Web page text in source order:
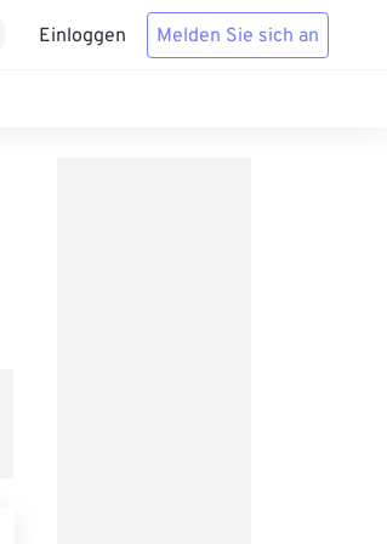
Einloggen Melden Sie sich an